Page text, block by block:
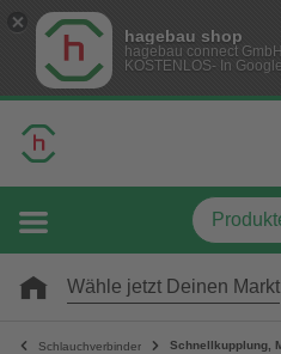
hagebau shop
hagebau connect
KOSTENLOS- In
Wähle jetzt Deinen Markt
Schlauchverbinder Schnellkupplung,